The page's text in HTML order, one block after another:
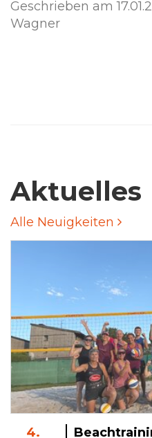
Geschrieben am
Wagner
Aktuelles
Alle Neuigkeiten
4.